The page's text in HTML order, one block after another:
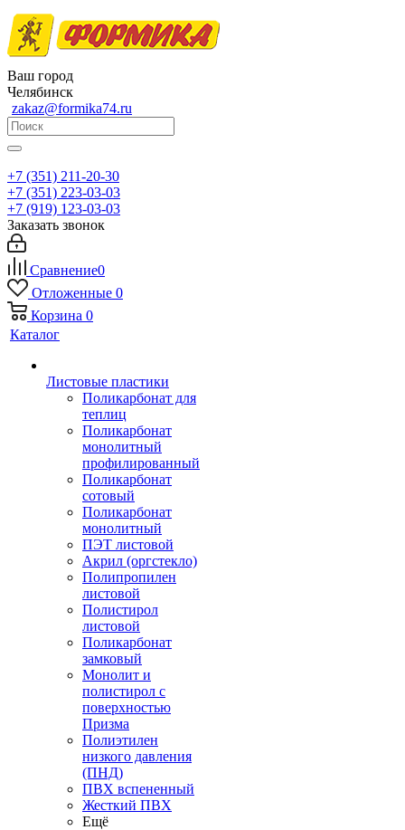
Ваш город
Челябинск
zakaz@formika74.ru
+7 (351) 211-20-30
+7 (351) 223-03-03
+7 (919) 123-03-03
Заказать звонок
Сравнение0
Отложенные 0
Корзина 0
Каталог
Листовые пластики
Поликарбонат для
теплиц
Поликарбонат
монолитный
профилированный
Поликарбонат
сотовый
Поликарбонат
монолитный
ПЭТ листовой
Акрил (оргстекло)
Полипропилен
листовой
Полистирол
листовой
Поликарбонат
замковый
Монолит и
полистирол с
поверхностью
Призма
Полиэтилен
низкого давления
(ПНД)
ПВХ вспененный
Жесткий ПВХ
Ещё